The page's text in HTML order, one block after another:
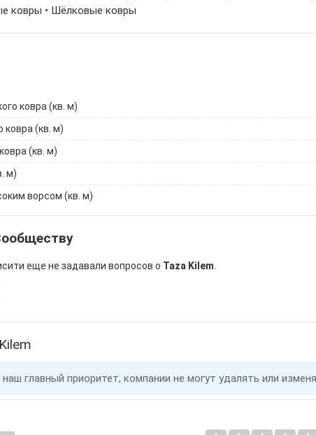
ковры • Шёлковые ковры
ковра (кв. м)
ковра (кв. м)
(кв. м)
м)
ворсом (кв. м)
еще не задавали вопросов о Taza Kilem
главный приоритет, компании не могут удалять или